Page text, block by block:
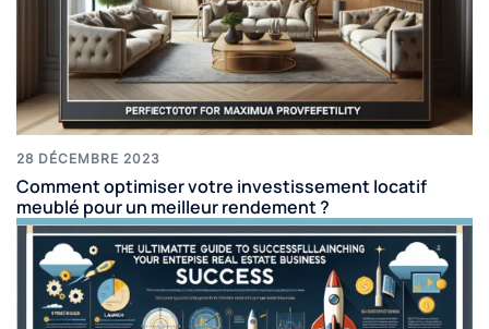
28 DÉCEMBRE 2023
Comment optimiser votre investissement locatif
meublé pour un meilleur rendement ?